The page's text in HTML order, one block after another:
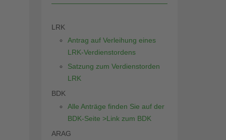
LRK
Antrag auf Verleihung eines
LRK-Verdienstordens
Satzung zum Verdienstorden
LRK
BDK
Alle Anträge finden Sie auf der
BDK-Seite >Link zum BDK
ARAG